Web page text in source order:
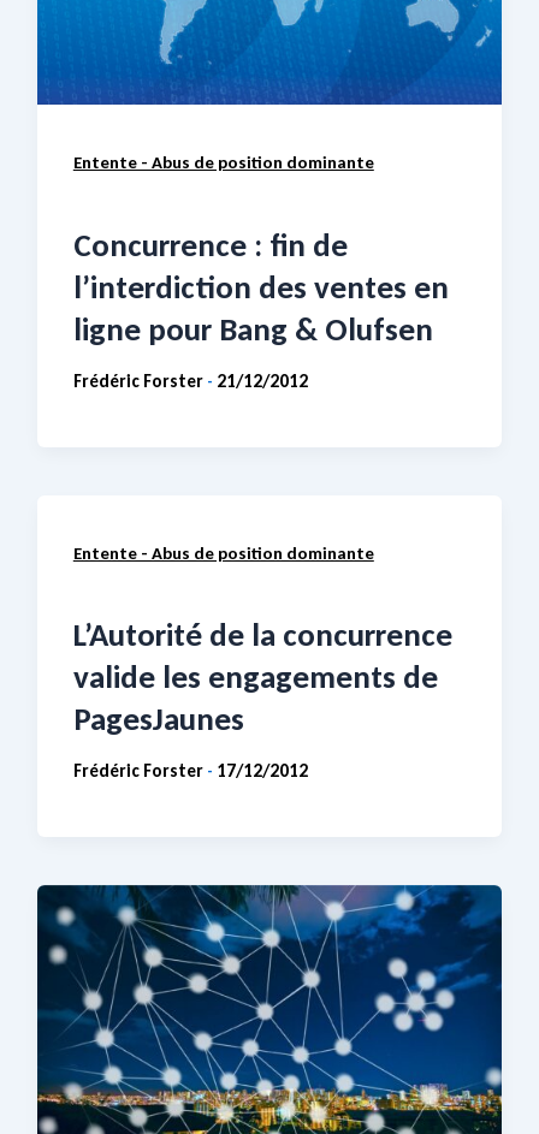
Entente - Abus de position dominante
Concurrence : fin de
l’interdiction des ventes en
ligne pour Bang & Olufsen
Frédéric Forster - 21/12/2012
Entente - Abus de position dominante
L’Autorité de la concurrence
valide les engagements de
PagesJaunes
Frédéric Forster - 17/12/2012